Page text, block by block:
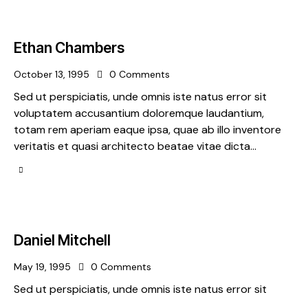
Ethan Chambers
October 13, 1995 0 Comments
Sed ut perspiciatis, unde omnis iste natus error sit
voluptatem accusantium doloremque laudantium,
totam rem aperiam eaque ipsa, quae ab illo inventore
veritatis et quasi architecto beatae vitae dicta…
Daniel Mitchell
May 19, 1995 0 Comments
Sed ut perspiciatis, unde omnis iste natus error sit